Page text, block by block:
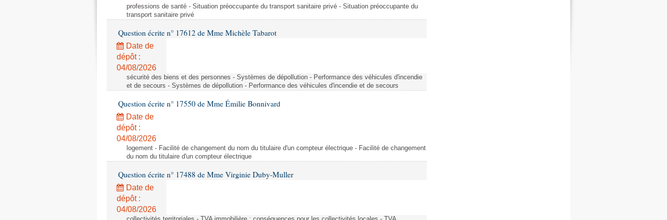
professions de santé - Situation préoccupante du transport sanitaire privé - Situation préoccupante du
transport sanitaire privé
Question écrite n° 17612 de Mme Michèle Tabarot
Date de
dépôt :
04/08/2026
sécurité des biens et des personnes - Systèmes de dépollution - Performance des véhicules d'incendie
et de secours - Systèmes de dépollution - Performance des véhicules d'incendie et de secours
Question écrite n° 17550 de Mme Émilie Bonnivard
Date de
dépôt :
04/08/2026
logement - Facilité de changement du nom du titulaire d'un compteur électrique - Facilité de changement
du nom du titulaire d'un compteur électrique
Question écrite n° 17488 de Mme Virginie Duby-Muller
Date de
dépôt :
04/08/2026